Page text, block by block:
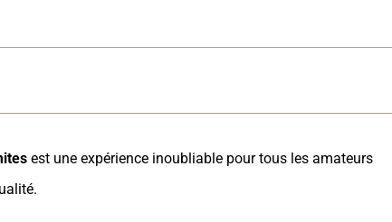
est une expérience inoubliable pour tous les amateurs